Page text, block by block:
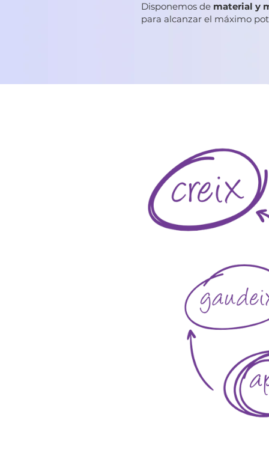
Disponemos de material y
para alcanzar el máximo